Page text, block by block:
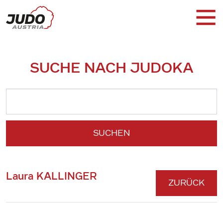
SUCHE NACH JUDOKA
SUCHEN
Laura KALLINGER
ZURÜCK